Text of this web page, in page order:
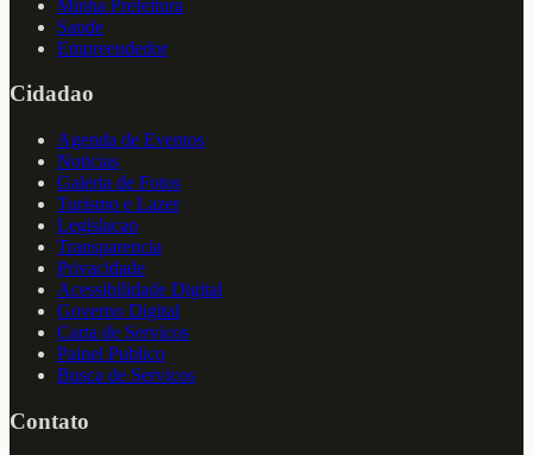
Minha Prefeitura
Saude
Empreendedor
Cidadao
Agenda de Eventos
Noticias
Galeria de Fotos
Turismo e Lazer
Legislacao
Transparencia
Privacidade
Acessibilidade Digital
Governo Digital
Carta de Servicos
Painel Publico
Busca de Servicos
Contato